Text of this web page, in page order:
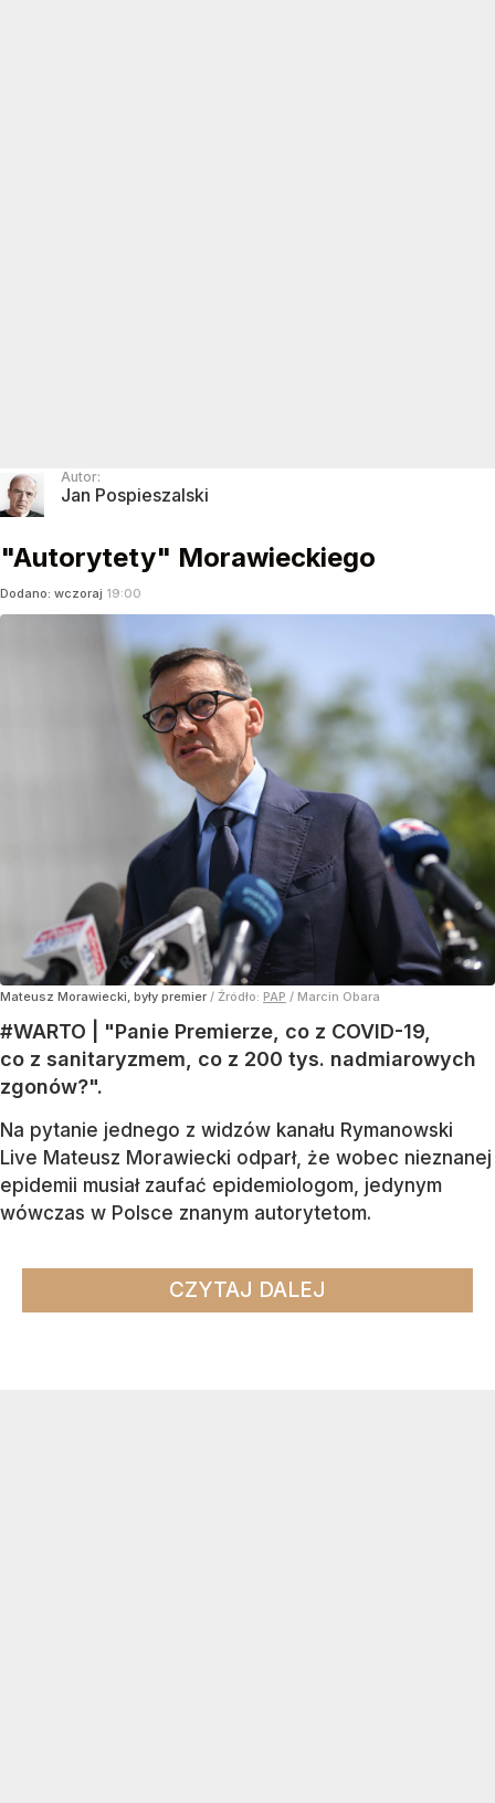
Autor:
Jan Pospieszalski
"Autorytety" Morawieckiego
Dodano: wczoraj 19:00
Mateusz Morawiecki, były premier / Źródło: PAP / Marcin Obara
#WARTO | "Panie Premierze, co z COVID-19,
co z sanitaryzmem, co z 200 tys. nadmiarowych
zgonów?".
Na pytanie jednego z widzów kanału Rymanowski
Live Mateusz Morawiecki odparł, że wobec nieznanej
epidemii musiał zaufać epidemiologom, jedynym
wówczas w Polsce znanym autorytetom.
CZYTAJ DALEJ